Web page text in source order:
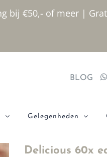
bij €50,- of meer |
BLOG
Gelegenheden
Delicious 60x